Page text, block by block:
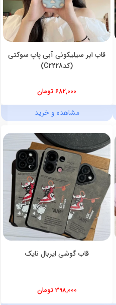
قاب ابر سیلیکونی آبی پاپ سوکتی
(کدC2228)
682,000 تومان
مشاهده و خرید
قاب گوشی ایربال نایک
398,000 تومان